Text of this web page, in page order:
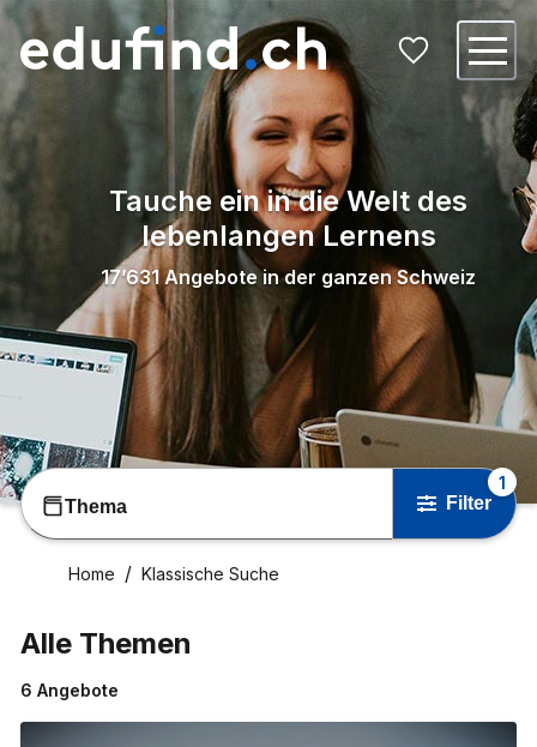
Tauche ein in die Welt des
lebenlangen Lernens
17’631 Angebote in der ganzen Schweiz
Thema Filter
1
Home Klassische Suche
Alle Themen
6 Angebote